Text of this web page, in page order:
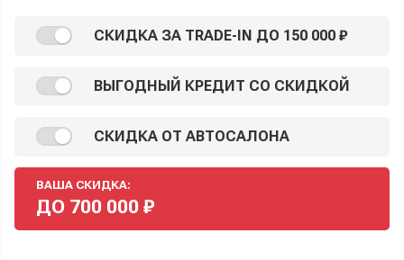
СКИДКА ЗА TRADE-IN ДО 150 000 ₽
ВЫГОДНЫЙ КРЕДИТ СО СКИДКОЙ
СКИДКА ОТ АВТОСАЛОНА
ВАША СКИДКА:
ДО 700 000 ₽